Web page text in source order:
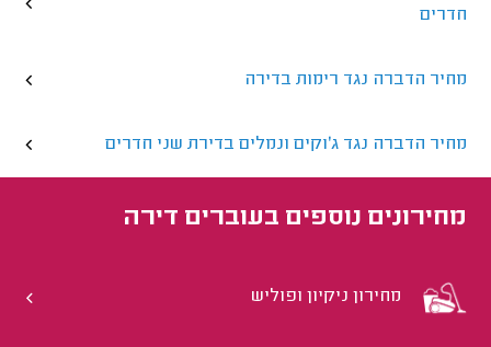
חדרים
מחיר הדברה נגד רימות בדירה
מחיר הדברה נגד ג'וקים ונמלים בדירת שני חדרים
מחירונים נוספים בעוברים דירה
מחירון ניקיון ופוליש